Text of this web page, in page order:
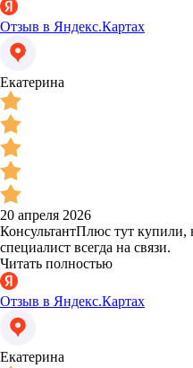
Отзыв в Яндекс.Картах
Екатерина
20 апреля 2026
КонсультантПлюс тут купили,
специалист всегда на связи.
Читать полностью
Отзыв в Яндекс.Картах
Екатерина